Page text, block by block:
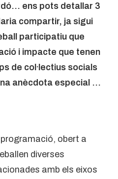
ens pots detallar 3
compartir, ja sigui
participatiu que
i impacte que tenen
de col·lectius socials
anècdota especial …
obert a
diverses
amb els eixos